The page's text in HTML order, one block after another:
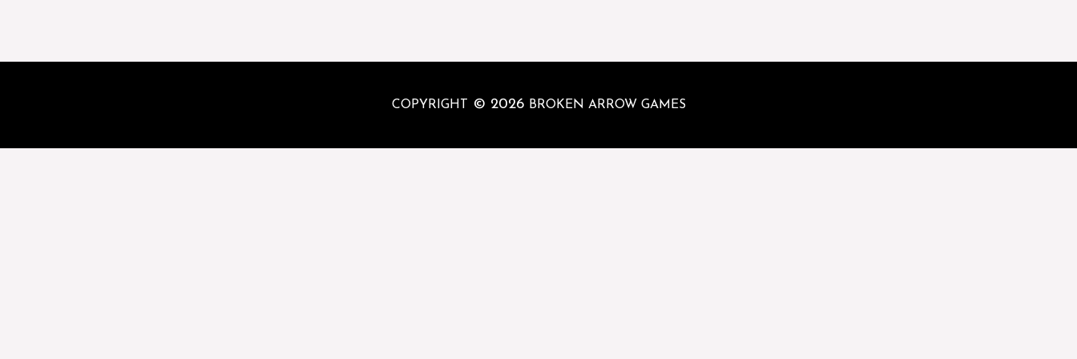
COPYRIGHT © 2026 BROKEN ARROW GAMES